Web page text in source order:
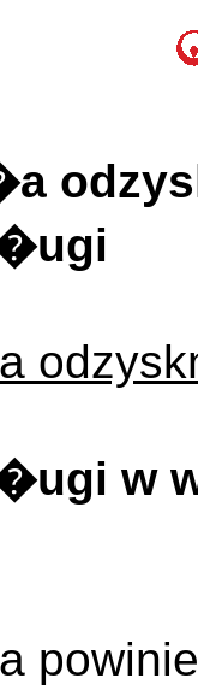
w